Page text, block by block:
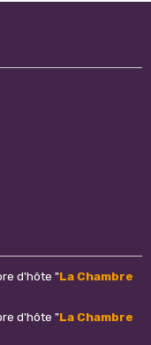
d'hôte "La Chambre
d'hôte "La Chambre